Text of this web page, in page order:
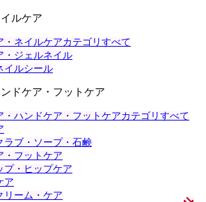
ルケア
・ネイルケアカテゴリすべて
・ジェルネイル
イルシール
ドケア・フットケア
・ハンドケア・フットケアカテゴリすべて
ラブ・ソープ・石鹸
・フットケア
プ・ヒップケア
ア
リーム・ケア